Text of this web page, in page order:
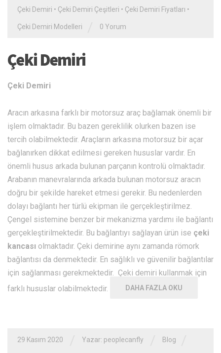
Çeki Demiri • Çeki Demiri Çeşitleri • Çeki Demiri Fiyatları •
Çeki Demiri Modelleri 0 Yorum
Çeki Demiri
Çeki Demiri
Aracın arkasına farklı bir motorsuz araç bağlamak önemli bir
işlem olmaktadır. Bu bazen gereklilik olurken bazen ise
tercih olabilmektedir. Araçların arkasına motorsuz bir açar
bağlanırken dikkat edilmesi gereken hususlar vardır. En
önemli husus arkada bulunan parçanın kontrolü olmaktadır.
Arabanın manevralarında arkada bulunan motorsuz aracın
doğru bir şekilde hareket etmesi gerekir. Bu nedenlerden
dolayı bağlantı her türlü ekipman ile gerçekleştirilmez.
Çengel sistemine benzer bir mekanizma yardımı ile bağlantı
gerçekleştirilmektedir. Bu bağlantıyı sağlayan ürün ise çeki
kancası olmaktadır. Çeki demirine aynı zamanda römork
bağlantısı da denmektedir. En sağlıklı ve güvenilir bağlantılar
için sağlanması gerekmektedir. Çeki demiri kullanmak için
farklı hususlar olabilmektedir.
DAHA FAZLA OKU
29 Kasım 2020 Yazar: peoplecanfly Blog